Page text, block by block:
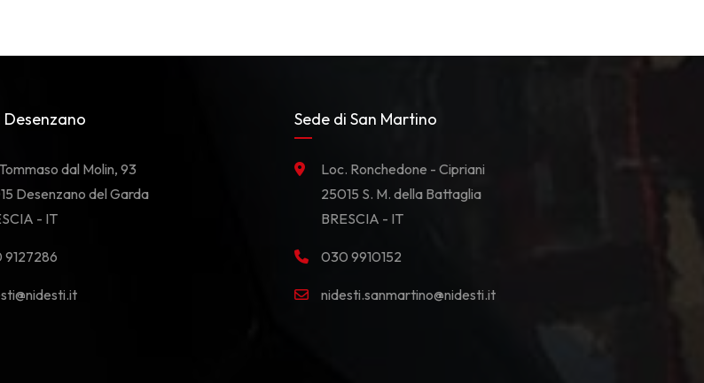
Desenzano
dal Molin, 93
Desenzano del Garda
- IT
Sede di San Martino
Loc. Ronchedone - Cipriani
25015 S. M. della Battaglia
BRESCIA - IT
030 9910152
nidesti.sanmartino@nidesti.it